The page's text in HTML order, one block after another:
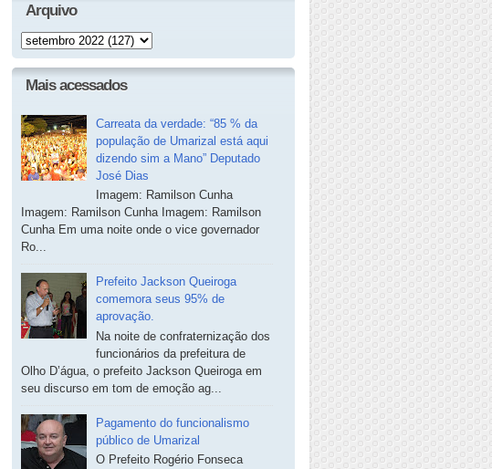
Arquivo
Mais acessados
Carreata da verdade: “85 % da
população de Umarizal está aqui
dizendo sim a Mano” Deputado
José Dias
Imagem: Ramilson Cunha
Imagem: Ramilson Cunha Imagem: Ramilson
Cunha Em uma noite onde o vice governador
Ro...
Prefeito Jackson Queiroga
comemora seus 95% de
aprovação.
Na noite de confraternização dos
funcionários da prefeitura de
Olho D’água, o prefeito Jackson Queiroga em
seu discurso em tom de emoção ag...
Pagamento do funcionalismo
público de Umarizal
O Prefeito Rogério Fonseca